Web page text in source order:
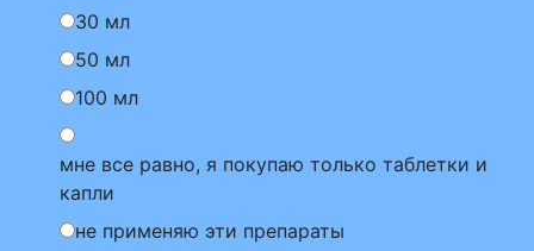
30 мл
50 мл
100 мл
мне все равно, я покупаю только таблетки и
капли
не применяю эти препараты